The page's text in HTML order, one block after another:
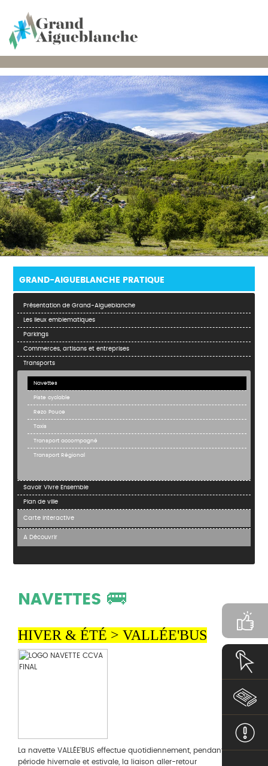
GRAND-AIGUEBLANCHE PRATIQUE
Présentation de Grand-Aigueblanche
Les lieux emblematiques
Parkings
Commerces, artisans et entreprises
Transports
Navettes
Piste cyclable
Rezo Pouce
Taxis
Transport accompagné
Transport Régional
Savoir Vivre Ensemble
Plan de ville
Carte interactive
A Découvrir
NAVETTES 🚌
HIVER & ÉTÉ > VALLÉE'BUS
La navette VALLÉE’BUS effectue quotidiennement, pendant la
période hivernale et estivale, la liaison aller-retour